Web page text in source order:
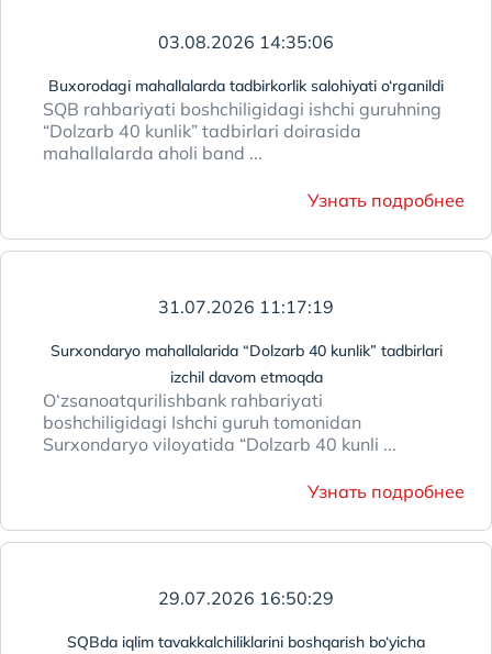
03.08.2026 14:35:06
Buxorodagi mahallalarda tadbirkorlik salohiyati o‘rganildi
SQB rahbariyati boshchiligidagi ishchi guruhning
“Dolzarb 40 kunlik” tadbirlari doirasida
mahallalarda aholi band ...
Узнать подробнее
31.07.2026 11:17:19
Surxondaryo mahallalarida “Dolzarb 40 kunlik” tadbirlari
izchil davom etmoqda
O‘zsanoatqurilishbank rahbariyati
boshchiligidagi Ishchi guruh tomonidan
Surxondaryo viloyatida “Dolzarb 40 kunli ...
Узнать подробнее
29.07.2026 16:50:29
SQBda iqlim tavakkalchiliklarini boshqarish bo‘yicha